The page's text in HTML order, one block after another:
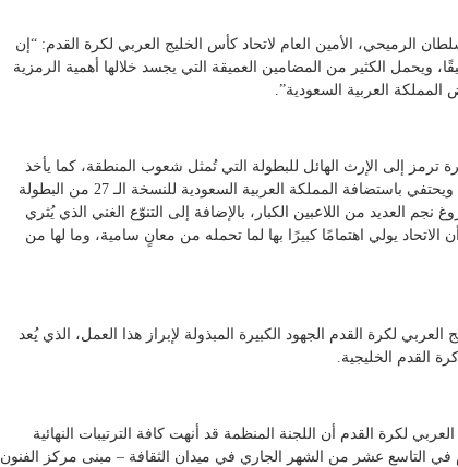
الرميحي، الأمين العام لاتحاد كأس الخليج العربي لكرة القدم: “إن
كأس خليجي 27 جاء أنيقًا، ويحمل الكثير من المضامين العميقة التي يجسد خلالها أهمية الرمزية
العربية السعودية”.
إلى الإرث الهائل للبطولة التي تُمثل شعوب المنطقة، كما يأخذ
الشعار الإلهام من الثقافة الخليجية، ويحتفي باستضافة المملكة العربية السعودية للنسخة الـ 27 من البطولة
العديد من اللاعبين الكبار، بالإضافة إلى التنوّع الغني الذي يُثري
الاتحاد يولي اهتمامًا كبيرًا بها لما تحمله من معانٍ سامية، وما لها من
العربي لكرة القدم الجهود الكبيرة المبذولة لإبراز هذا العمل، الذي يُعد
القدم الخليجية.
لكرة القدم أن اللجنة المنظمة قد أنهت كافة الترتيبات النهائية
في التاسع عشر من الشهر الجاري في ميدان الثقافة – مبنى مركز الفنون